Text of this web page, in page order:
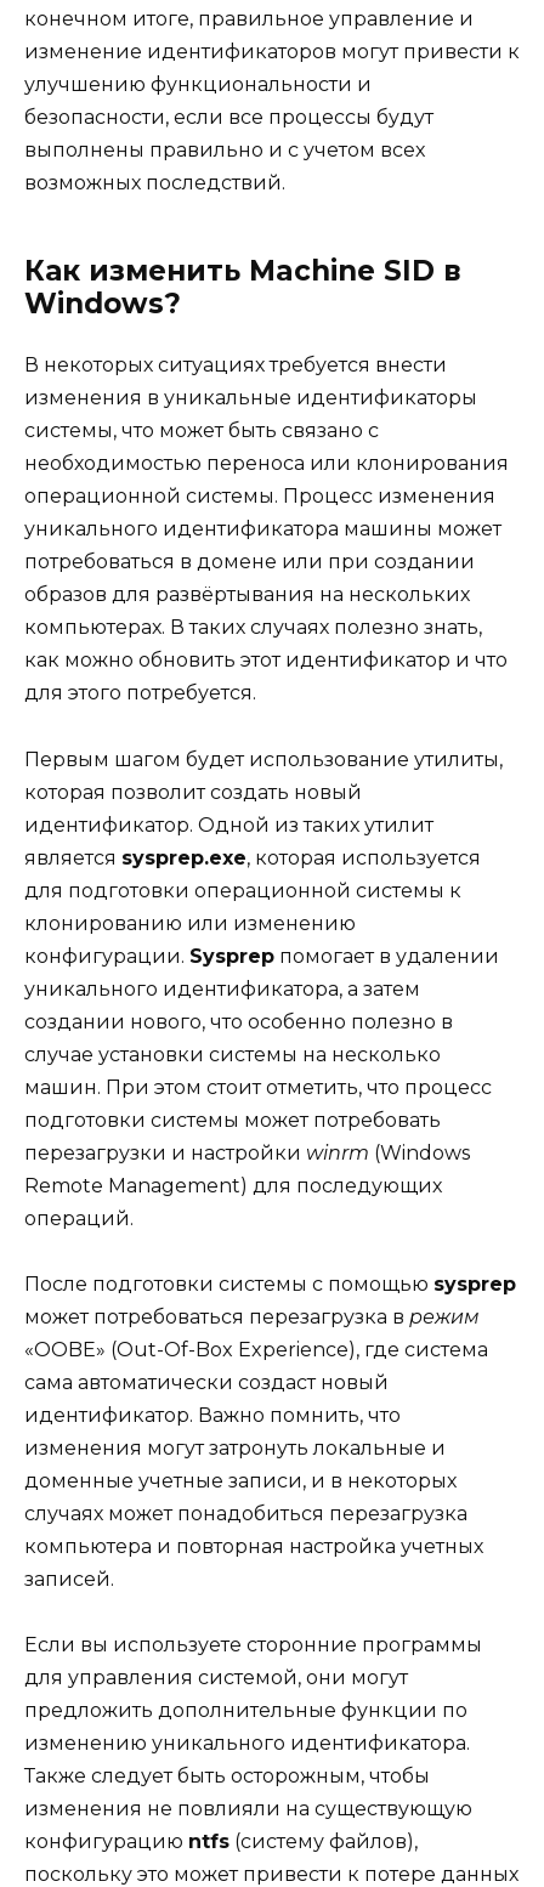
конечном итоге, правильное управление и
изменение идентификаторов могут привести к
улучшению функциональности и
безопасности, если все процессы будут
выполнены правильно и с учетом всех
возможных последствий.
Как изменить Machine SID в
Windows?
В некоторых ситуациях требуется внести
изменения в уникальные идентификаторы
системы, что может быть связано с
необходимостью переноса или клонирования
операционной системы. Процесс изменения
уникального идентификатора машины может
потребоваться в домене или при создании
образов для развёртывания на нескольких
компьютерах. В таких случаях полезно знать,
как можно обновить этот идентификатор и что
для этого потребуется.
Первым шагом будет использование утилиты,
которая позволит создать новый
идентификатор. Одной из таких утилит
является sysprep.exe, которая используется
для подготовки операционной системы к
клонированию или изменению
конфигурации. Sysprep помогает в удалении
уникального идентификатора, а затем
создании нового, что особенно полезно в
случае установки системы на несколько
машин. При этом стоит отметить, что процесс
подготовки системы может потребовать
перезагрузки и настройки winrm (Windows
Remote Management) для последующих
операций.
После подготовки системы с помощью sysprep
может потребоваться перезагрузка в режим
«OOBE» (Out-Of-Box Experience), где система
сама автоматически создаст новый
идентификатор. Важно помнить, что
изменения могут затронуть локальные и
доменные учетные записи, и в некоторых
случаях может понадобиться перезагрузка
компьютера и повторная настройка учетных
записей.
Если вы используете сторонние программы
для управления системой, они могут
предложить дополнительные функции по
изменению уникального идентификатора.
Также следует быть осторожным, чтобы
изменения не повлияли на существующую
конфигурацию ntfs (систему файлов),
поскольку это может привести к потере данных